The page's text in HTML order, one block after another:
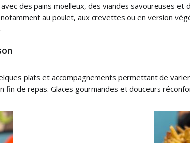
des pains moelleux, des viandes savoureuses et
au poulet, aux crevettes ou en version
plats et accompagnements permettant de
fin de repas. Glaces gourmandes et douceurs